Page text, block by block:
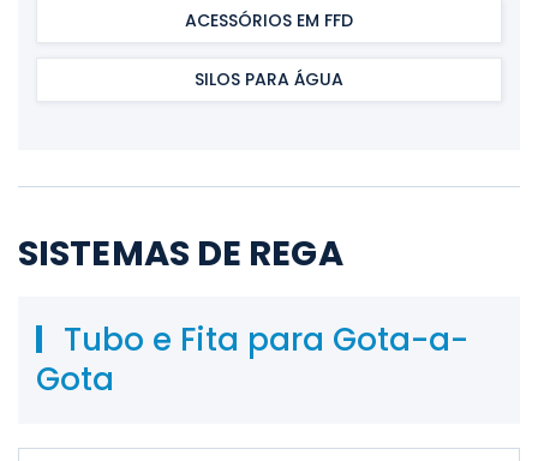
ACESSÓRIOS EM FFD
SILOS PARA ÁGUA
SISTEMAS DE REGA
Tubo e Fita para Gota-a-
Gota